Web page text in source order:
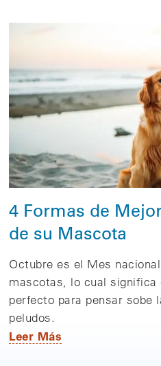
4 Formas de
de su Mascota
Octubre es el Mes
mascotas, lo cual significa
perfecto para pensar sobe
peludos.
Leer Más